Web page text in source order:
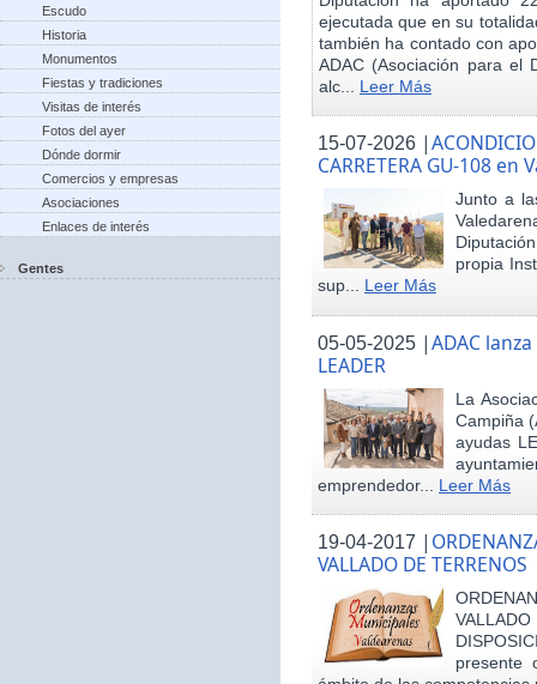
Escudo
Historia
Monumentos
Fiestas y tradiciones
Visitas de interés
Fotos del ayer
Dónde dormir
Comercios y empresas
Asociaciones
Enlaces de interés
Gentes
ejecutada que en su
también ha contado con
ADAC (Asociación para el
alc... Leer Más
15-07-2026 |
CARRETERA GU-108 en
Junto a
propia
sup... Leer Más
05-05-2025 |ADAC
LEADER
La
Campiña
ayudas
emprendedor... Leer Más
19-04-2017 |
VALLADO DE TERRENOS
presente